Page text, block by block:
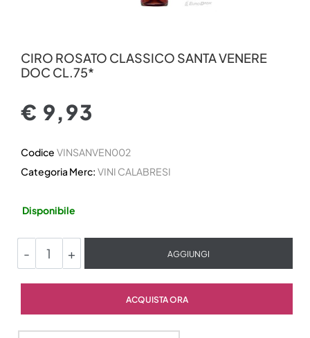
CIRO ROSATO CLASSICO SANTA VENERE
DOC CL.75*
€ 9,93
Codice VINSANVEN002
Categoria Merc: VINI CALABRESI
Disponibile
AGGIUNGI
ACQUISTA ORA